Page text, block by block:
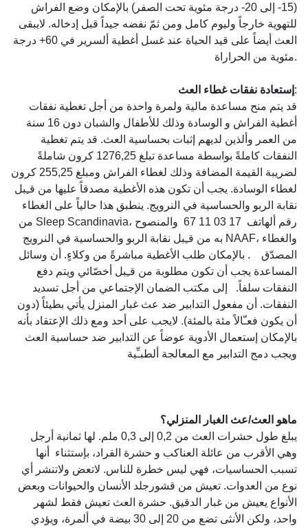
(15- إلى 20- درجة مئوية تحت الصفر) بالإمكان وضع الفراش
للتهوية خارجاً وليوم كامل ومن ثمّ نفضه جيداً قبل إدخاله. لايبقى
العث أيضاً على قيد الحياة عند غسل أغطية ألسرير في 60+ درجة
مئوية من الحراراة.
إستعادة نفقات غطاء العث :
قد يتم منح مساعدة مالية ولمرة واحدة من أجل تغطية نفقات
أغطية الفراش و الوسادة وذلك للأطفال والشبان دون 16 سنة
من العمر وألذين لديهم إثبات بحساسية العث. قد يتم تغطية
النفقات كاملةً بواسطة مساعدة تبلغ 1276,25 كرون شاملةً
لضريبة القيمة المضافة وذلك لغطاء الفراش ومبلغ 255,25 كرون
لغطاء الوسادة. يجب أن تكون هذه الأغطية مصدقاً عليها من قـِبل
نقابة الربو والحساسية في النرويج. ينطبق هذا حالياً على الغطاء
من Sleep Scandinavia، رقم ألهاتف 17 03 11 67 والمنصوح
به من قـِبل نقابة الربو والحساسية في النرويج NAAF، والغطاء
المصدّق . بالإمكان طلب الأغطية مباشرةً من وكلاءٍ. أن وسائل
المساعدة يجب أن تكون مطلوبة من قـِبل أخصّائي ويتم دفع
النفقات سلفاً. إلى مكتب الضمان الإجتماعي من أجل تسديد
النفقات. أن مفعول التدابير ضد عث غبار المنزل يأتي بطيئاً (دون
أن يكون فعـّالاً مئة بالمئة). لايجب على أحد ومع ذلك الإعتقاد بأنه
بالإمكان إستعمال الأدوية عوضاً عن التدابير ضد حساسية العث
ويجب دمج التدابير مع المعالجة ألطبـِّية
ماهو العث/عث الغبار المنزلي؟
يبلغ طول حشرات العث من 0,2 إلى 0,3 ملم. لها ثمانية أرجل
وهي الأقرب من عائلة العناكب و حشرة القراد، بإستثناء أنها
تسبب الحساسيات، فهي ليس خطرة للناس. لاتعض ولاتنشر أي
نوع من العدوات. تعيش من قشورجلد الأنسان والحيوانات وبعض
الأنواع يعيش من غبار الدقيق. حشرة العث تعيش فقط لشهر
واحد، ولكن الأنثى تضع من 20 إلى 30 بيضة في ألمرة، ويؤدي